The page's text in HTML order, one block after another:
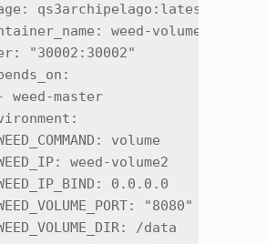
qs3archipelago:latest
weed-volume2
"30002:30002"
weed-master
volume
weed-volume2
0.0.0.0
"8080"
/data